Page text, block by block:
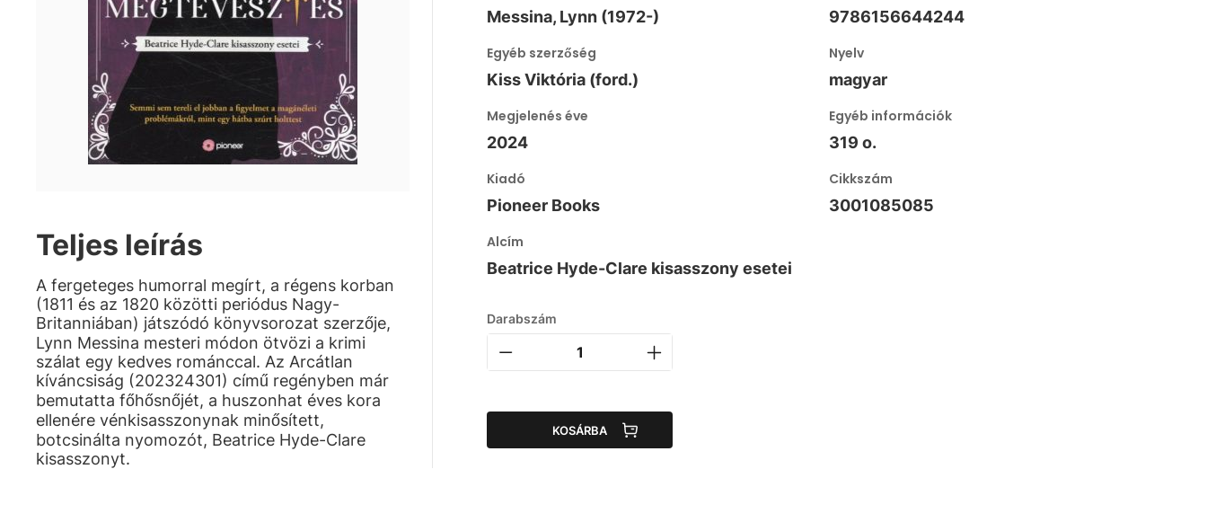
Teljes leírás
A fergeteges humorral megírt, a régens korban
(1811 és az 1820 közötti periódus Nagy-
Britanniában) játszódó könyvsorozat szerzője,
Lynn Messina mesteri módon ötvözi a krimi
szálat egy kedves románccal. Az Arcátlan
kíváncsiság (202324301) című regényben már
bemutatta főhősnőjét, a huszonhat éves kora
ellenére vénkisasszonynak minősített,
botcsinálta nyomozót, Beatrice Hyde-Clare
kisasszonyt.
Messina, Lynn (1972-) 9786156644244
Egyéb szerzőség
Kiss Viktória (ford.)
Nyelv
magyar
Megjelenés éve
2024
Egyéb információk
319 o.
Kiadó
Pioneer Books
Cikkszám
3001085085
Alcím
Beatrice Hyde-Clare kisasszony esetei
Darabszám
KOSÁRBA